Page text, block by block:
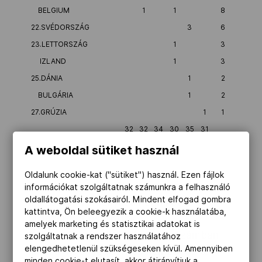
BELGIUM 1 1
8
22.SVÉDORSZÁG
3
6
23.LETTORSZÁG
1
3
IZLAND
1
3
25.DÁNIA
1
2
BULGÁRIA
1
2
27.GRÚZIA
1
1
32
32 34 30 35 31
Alpesi sízés fiúk műlesiklás és óriás-
műlesiklás versenyszámban két
bronzérmet osztottak.
Az alpesi sízés paralell csapat számban
mind a 4 negyeddöntős nemzet az 5.
A weboldal sütiket használ
Oldalunk cookie-kat ("sütiket") használ. Ezen fájlok
információkat szolgáltatnak számunkra a felhasználó
oldallátogatási szokásairól. Mindent elfogad gombra
kattintva, Ön beleegyezik a cookie-k használatába,
amelyek marketing és statisztikai adatokat is
szolgáltatnak a rendszer használatához
elengedhetetlenül szükségeseken kívül. Amennyiben